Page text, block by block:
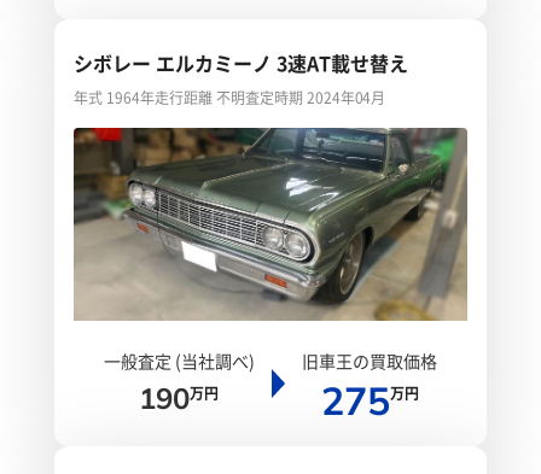
シボレー エルカミーノ 3速AT載せ替え
年式 1964年走行距離 不明査定時期 2024年04月
一般査定 (当社調べ)
190万円
旧車王の買取価格
275万円